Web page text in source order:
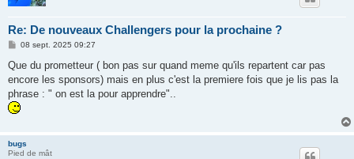
Re: De nouveaux Challengers pour la prochaine ?
M
s
a
g
e
08 sept. 2025 09:27
Que du prometteur ( bon pas sur quand meme qu'ils repartent car pas
encore les sponsors) mais en plus c'est la premiere fois que je lis pas la
phrase : " on est la pour apprendre"..
bugs
Pied de mât